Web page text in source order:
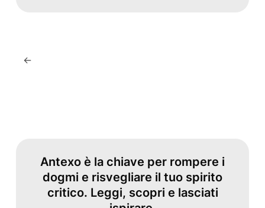
←
Antexo è la chiave per rompere i
dogmi e risvegliare il tuo spirito
critico. Leggi, scopri e lasciati